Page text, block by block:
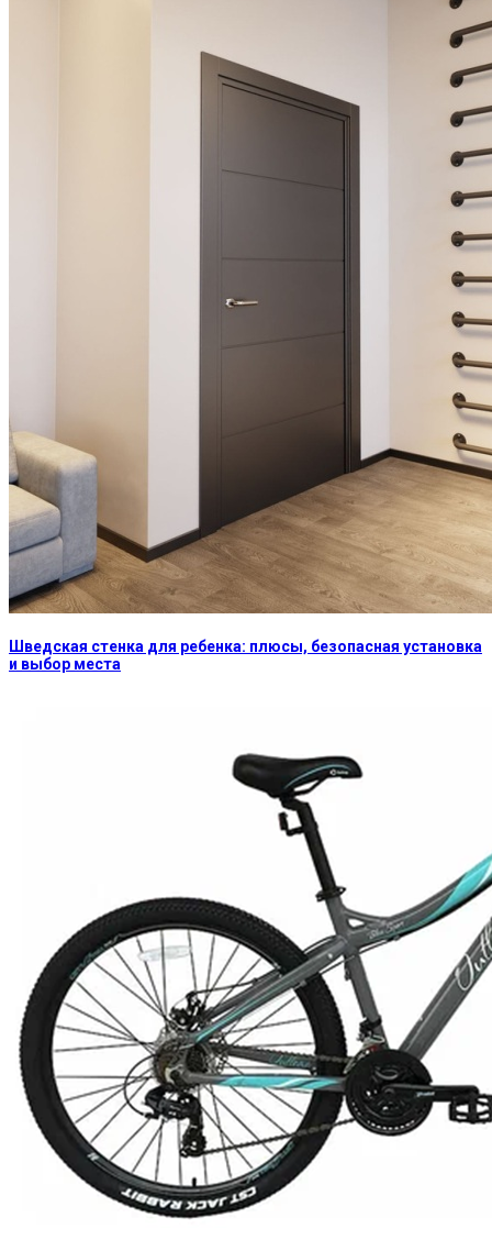
Шведская стенка для ребенка: плюсы, безопасная установка
и выбор места